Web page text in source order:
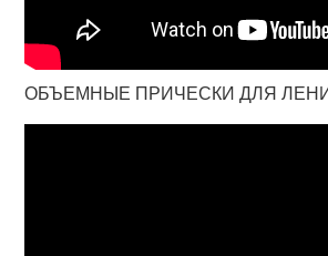
ОБЪЕМНЫЕ ПРИЧЕСКИ ДЛЯ